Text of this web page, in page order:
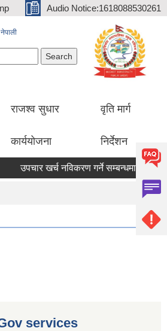
Audio Notice:1618088530261
नेपाली
राजश्व सुधार
कार्ययोजना
वृति मार्ग
निर्देशन
उपचार खर्च नविकरण गर्ने सम्बन्धमा
services